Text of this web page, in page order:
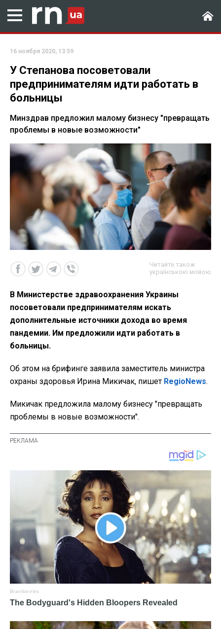
16 ноября 2020, 13:59
У Степанова посоветовали
предпринимателям идти работать в
больницы
Минздрав предложил малому бизнесу "превращать
проблемы в новые возможности"
Читайте також
українською мовою
В Министерстве здравоохранения Украины
посоветовали предпринимателям искать
дополнительные источники дохода во время
пандемии. Им предложили идти работать в
больницы.
Об этом на брифинге заявила заместитель министра
охраны здоровья Ирина Микичак, пишет RegioNews.
Микичак предложила малому бизнесу "превращать
проблемы в новые возможности".